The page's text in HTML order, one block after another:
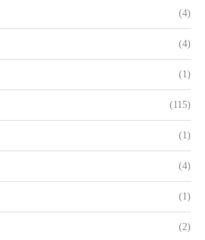
(4)
(4)
(1)
(115)
(1)
(4)
(1)
(2)